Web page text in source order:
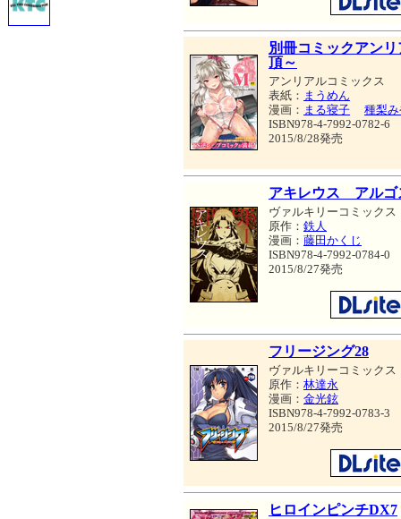
別冊コミックアン
頂～
アンリアルコミックス
表紙： まうめん
漫画： まる寝子
種梨
ISBN978-4-7992-0782-6
2015/8/28発売
アキレウス アルゴ
ヴァルキリーコミックス
原作： 鉄人
漫画： 藤田かくじ
ISBN978-4-7992-0784-0
2015/8/27発売
フリージング28
ヴァルキリーコミックス
原作： 林達永
漫画： 金光鉉
ISBN978-4-7992-0783-3
2015/8/27発売
ヒロインピンチDX7